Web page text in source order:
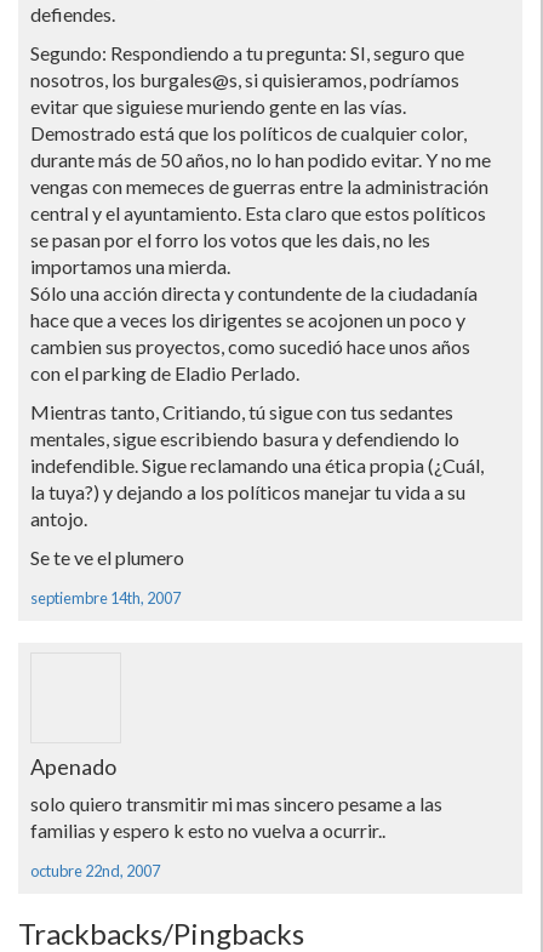
defiendes.
Segundo: Respondiendo a tu pregunta: SI, seguro que
nosotros, los burgales@s, si quisieramos, podrí­amos
evitar que siguiese muriendo gente en las ví­as.
Demostrado está que los polí­ticos de cualquier color,
durante más de 50 años, no lo han podido evitar. Y no me
vengas con memeces de guerras entre la administración
central y el ayuntamiento. Esta claro que estos polí­ticos
se pasan por el forro los votos que les dais, no les
importamos una mierda.
Sólo una acción directa y contundente de la ciudadaní­a
hace que a veces los dirigentes se acojonen un poco y
cambien sus proyectos, como sucedió hace unos años
con el parking de Eladio Perlado.
Mientras tanto, Critiando, tú sigue con tus sedantes
mentales, sigue escribiendo basura y defendiendo lo
indefendible. Sigue reclamando una ética propia (¿Cuál,
la tuya?) y dejando a los polí­ticos manejar tu vida a su
antojo.
Se te ve el plumero
septiembre 14th, 2007
Apenado
solo quiero transmitir mi mas sincero pesame a las
familias y espero k esto no vuelva a ocurrir..
octubre 22nd, 2007
Trackbacks/Pingbacks